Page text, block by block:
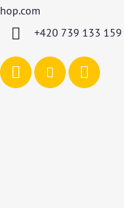
hop.com
+420 739 133 159